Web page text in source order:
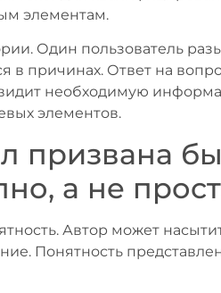
элементам.
Один пользователь
в причинах. Ответ на
необходимую
элементов.
призвана
а не
Автор может
Понятность